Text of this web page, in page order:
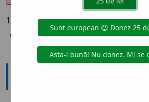
18 definiții pentruloialitate
explicative DEX(11) ortografice DOOM(3)